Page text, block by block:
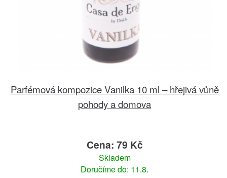
Parfémová kompozice Vanilka 10 ml – hřejivá vůně
pohody a domova
Cena: 79 Kč
Skladem
Doručíme do: 11.8.